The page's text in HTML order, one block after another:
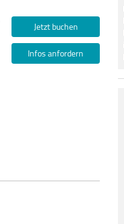
Jetzt buchen
Infos anfordern